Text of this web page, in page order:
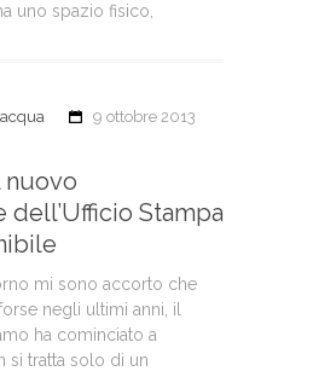
uno spazio fisico,
9 ottobre 2013
nuovo
dell’Ufficio Stampa
mi sono accorto che
negli ultimi anni, il
ha cominciato a
si tratta solo di un